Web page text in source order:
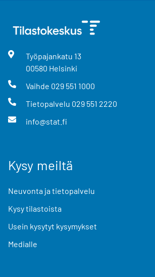
Työpajankatu 13
00580 Helsinki
Vaihde 029 551 1000
Tietopalvelu 029 551 2220
info@stat.fi
Kysy meiltä
Neuvonta ja tietopalvelu
Kysy tilastoista
Usein kysytyt kysymykset
Medialle